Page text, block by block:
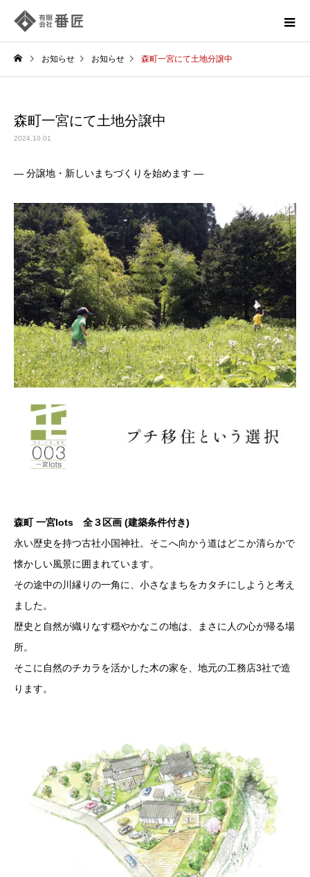
お知らせ お知らせ 森町一宮にて土地分譲中
森町一宮にて土地分譲中
2024.10.01
― 分譲地・新しいまちづくりを始めます —
森町 一宮lots 全３区画 (建築条件付き)
永い歴史を持つ古社小国神社。そこへ向かう道はどこか清らかで
懐かしい風景に囲まれています。
その途中の川縁りの一角に、小さなまちをカタチにしようと考え
ました。
歴史と自然が織りなす穏やかなこの地は、まさに人の心が帰る場
所。
そこに自然のチカラを活かした木の家を、地元の工務店3社で造
ります。